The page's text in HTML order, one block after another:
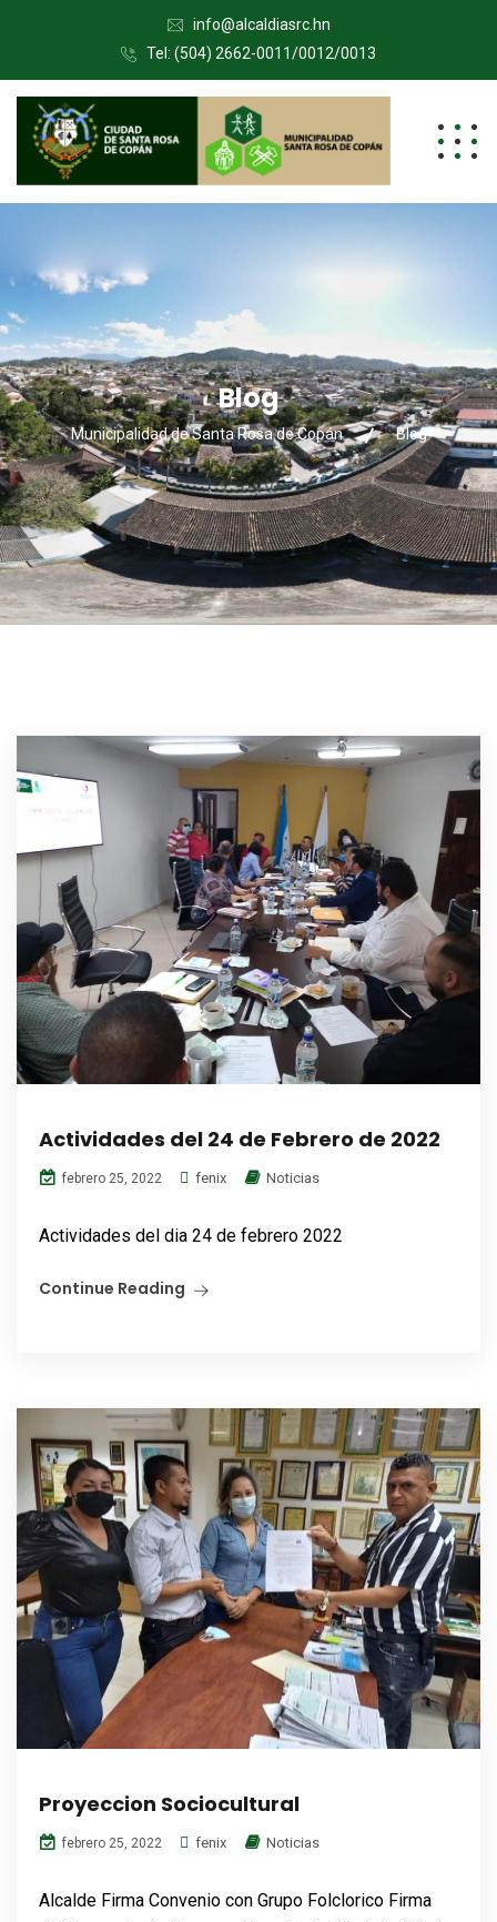
info@alcaldiasrc.hn
Tel: (504) 2662-0011/0012/0013
Blog
Municipalidad de Santa Rosa de Copán Blog
Actividades del 24 de Febrero de 2022
febrero 25, 2022 fenix Noticias
Actividades del dia 24 de febrero 2022
Continue Reading
Proyeccion Sociocultural
febrero 25, 2022 fenix Noticias
Alcalde Firma Convenio con Grupo Folclorico Firma